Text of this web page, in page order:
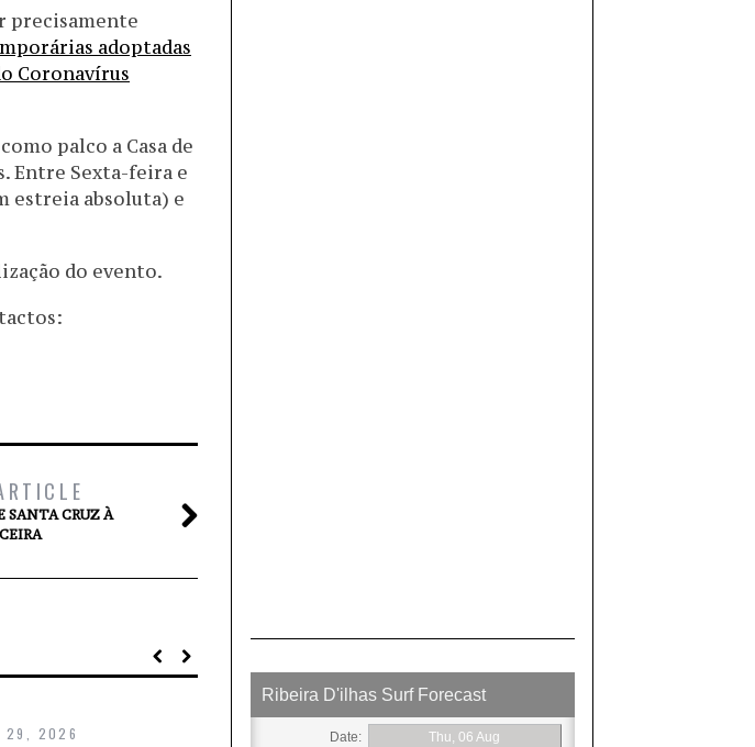
precisamente
adoptadas
Coronavírus
palco a Casa de
Entre Sexta-feira e
estreia absoluta) e
do evento.
SANTA CRUZ À
29, 2026